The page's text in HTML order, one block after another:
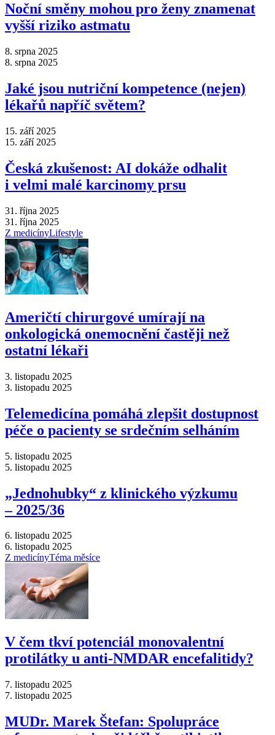
Noční směny mohou pro ženy znamenat
vyšší riziko astmatu
8. srpna 2025
8. srpna 2025
Jaké jsou nutriční kompetence (nejen)
lékařů napříč světem?
15. září 2025
15. září 2025
Česká zkušenost: AI dokáže odhalit
i velmi malé karcinomy prsu
31. října 2025
31. října 2025
Z medicínyLifestyle
Američtí chirurgové umírají na
onkologická onemocnění častěji než
ostatní lékaři
3. listopadu 2025
3. listopadu 2025
Telemedicína pomáhá zlepšit dostupnost
péče o pacienty se srdečním selháním
5. listopadu 2025
5. listopadu 2025
„Jednohubky“ z klinického výzkumu
–⁠ 2025/36
6. listopadu 2025
6. listopadu 2025
Z medicínyTéma měsíce
V čem tkví potenciál monovalentní
protilátky u anti-NMDAR encefalitidy?
7. listopadu 2025
7. listopadu 2025
MUDr. Marek Štefan: Spolupráce